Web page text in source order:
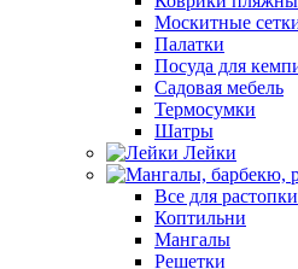
Москитные
Палатки
Посуда для
Садовая мебель
Термосумки
Шатры
Лейки
Все для растопки
Коптильни
Мангалы
Решетки